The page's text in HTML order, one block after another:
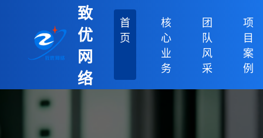
致
优
网
络
首
页
核
心
业
务
团
队
风
采
项
目
案
例